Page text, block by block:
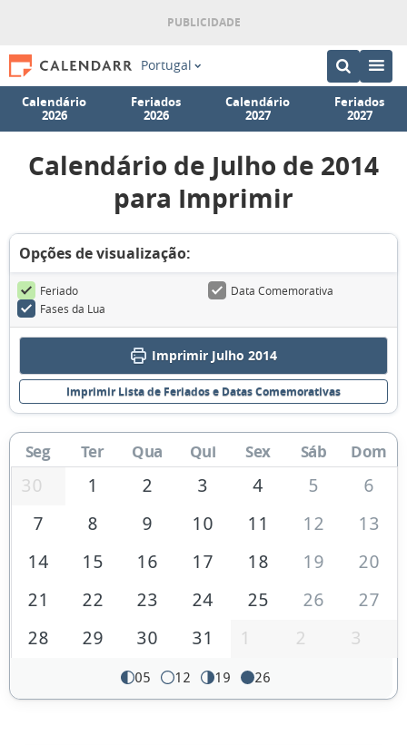
Portugal
Calendário
2026
Feriados
2026
Calendário
2027
Feriados
2027
Calendário de Julho de 2014
para Imprimir
Opções de visualização:
Feriado
Data Comemorativa
Fases da Lua
Imprimir Julho 2014
Imprimir Lista de Feriados e Datas Comemorativas
Seg Ter Qua Qui Sex Sáb Dom
30 1 2 3 4 5
6
7
8 9 10 11 12
13
14
15 16 17 18 19
20
21
22 23 24 25 26
27
28
29 30 31 1 2 3
05 12 19 26